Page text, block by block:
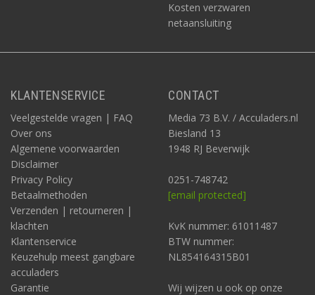
Kosten verzwaren
netaansluiting
KLANTENSERVICE
Veelgestelde vragen | FAQ
Over ons
Algemene voorwaarden
Disclaimer
Privacy Policy
Betaalmethoden
Verzenden | retourneren |
klachten
Klantenservice
Keuzehulp meest gangbare
acculaders
Garantie
CONTACT
Media 73 B.V. / Acculaders.nl
Biesland 13
1948 RJ Beverwijk
0251-748742
[email protected]
KvK nummer: 61011487
BTW nummer:
NL854164315B01
Wij wijzen u ook op onze